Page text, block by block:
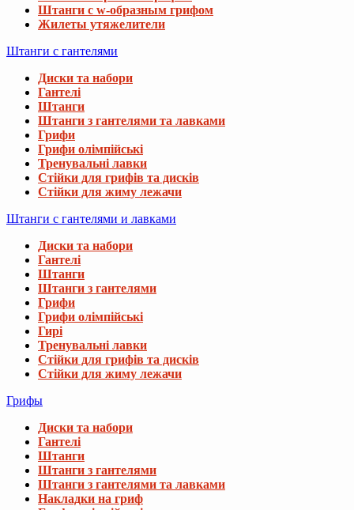
Штанги с w-образным грифом
Жилеты утяжелители
Штанги с гантелями
Диски та набори
Гантелі
Штанги
Штанги з гантелями та лавками
Грифи
Грифи олімпійські
Тренувальні лавки
Стійки для грифів та дисків
Стійки для жиму лежачи
Штанги с гантелями и лавками
Диски та набори
Гантелі
Штанги
Штанги з гантелями
Грифи
Грифи олімпійські
Гирі
Тренувальні лавки
Стійки для грифів та дисків
Стійки для жиму лежачи
Грифы
Диски та набори
Гантелі
Штанги
Штанги з гантелями
Штанги з гантелями та лавками
Накладки на гриф